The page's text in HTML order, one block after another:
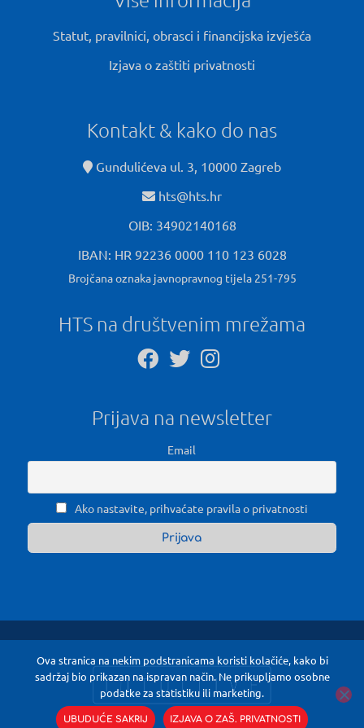
Statut, pravilnici, obrasci i financijska izvješća
Izjava o zaštiti privatnosti
Kontakt & kako do nas
Gundulićeva ul. 3, 10000 Zagreb
hts@hts.hr
OIB: 34902140168
IBAN: HR 92236 0000 110 123 6028
Brojčana oznaka javnopravnog tijela 251-795
HTS na društvenim mrežama
Prijava na newsletter
Email
Ako nastavite, prihvaćate pravila o privatnosti
Ova stranica na nekim podstranicama koristi kolačiće, kako bi
sadržaj bio prikazan na ispravan način. Ne prikupljamo osobne
podatke za statistiku ili marketing.
UBUDUĆE SAKRIJ IZJAVA O ZAŠ. PRIVATNOSTI